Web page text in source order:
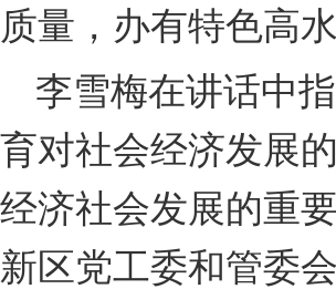
质量，办有特色高
李雪梅在讲话中
育对社会经济发展
经济社会发展的重
新区党工委和管委